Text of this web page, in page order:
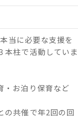
当に必要な支援を
本柱で活動していま
・お泊り保育など
の共催で年2回の回